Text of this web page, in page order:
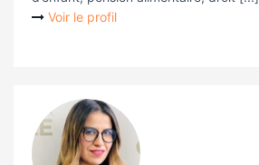
Voir le profil